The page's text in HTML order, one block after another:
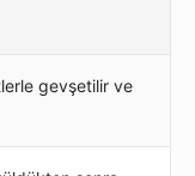
gevşetilir ve